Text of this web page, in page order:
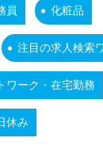
員 化粧品
注目の求人検索
ワーク・在宅勤務
休み